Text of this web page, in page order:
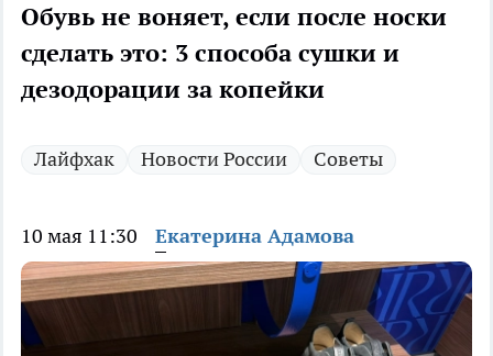
Обувь не воняет, если после носки
сделать это: 3 способа сушки и
дезодорации за копейки
Лайфхак Новости России Советы
10 мая 11:30 Екатерина Адамова